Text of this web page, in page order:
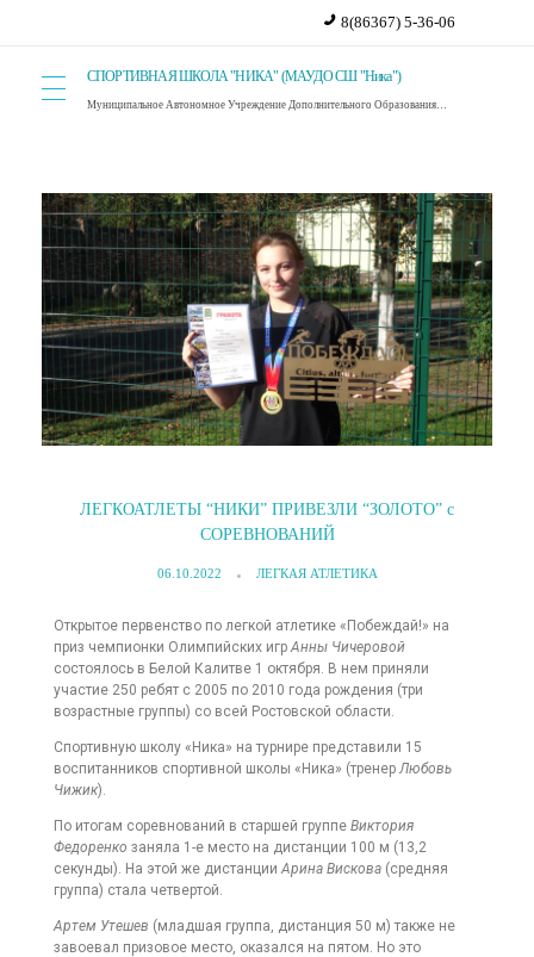
8(86367) 5-36-06
СПОРТИВНАЯ ШКОЛА "НИКА" (МАУДО СШ "Ника")
Муниципальное Автономное Учреждение Дополнительного Образования Спортивная Школа "Ника". г. Красный Сулин.
ЛЕГКОАТЛЕТЫ “НИКИ” ПРИВЕЗЛИ “ЗОЛОТО” с
СОРЕВНОВАНИЙ
06.10.2022 ЛЕГКАЯ АТЛЕТИКА
Открытое первенство по легкой атлетике «Побеждай!» на
приз чемпионки Олимпийских игрАнны Чичеровой
состоялось в Белой Калитве 1 октября. В нем приняли
участие 250 ребят с 2005 по 2010 года рождения (три
возрастные группы) со всей Ростовской области.
Спортивную школу «Ника» на турнире представили 15
воспитанников спортивной школы «Ника» (тренерЛюбовь
Чижик).
По итогам соревнований в старшей группе Виктория
Федоренко заняла 1-е место на дистанции 100 м (13,2
секунды). На этой же дистанции Арина Вискова (средняя
группа) стала четвертой.
Артем Утешев (младшая группа, дистанция 50 м) также не
завоевал призовое место, оказался на пятом. Но это